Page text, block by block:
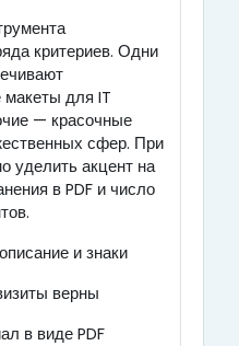
критериев. Одни
для IT
— красочные
сфер. При
уделить акцент на
в PDF и число
и знаки
верны
в виде PDF